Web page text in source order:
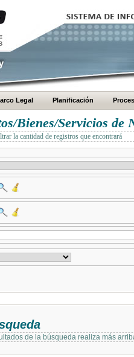
Legal Planificación
Bienes/Servicios de
la cantidad de registros que encontrará
de la búsqueda realiza más